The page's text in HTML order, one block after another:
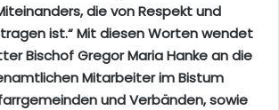
die von Respekt und
ist.“ Mit diesen Worten wendet
Bischof Gregor Maria Hanke an die
Mitarbeiter im Bistum
und Verbänden, sowie